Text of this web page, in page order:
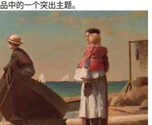
品中的一个突出主题。